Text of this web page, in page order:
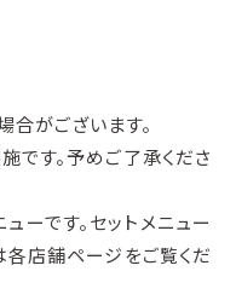
がございます。
です。予めご了承くださ
ーです。セットメニュー
各店舗ページをご覧くだ